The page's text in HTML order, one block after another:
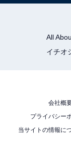
All
イチオ
会社概
プライバシー
当サイトの情報に